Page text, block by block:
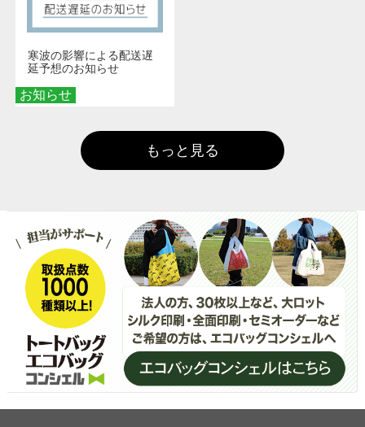
お知らせ
寒波の影響による配送遅
延予想のお知らせ
もっと見る